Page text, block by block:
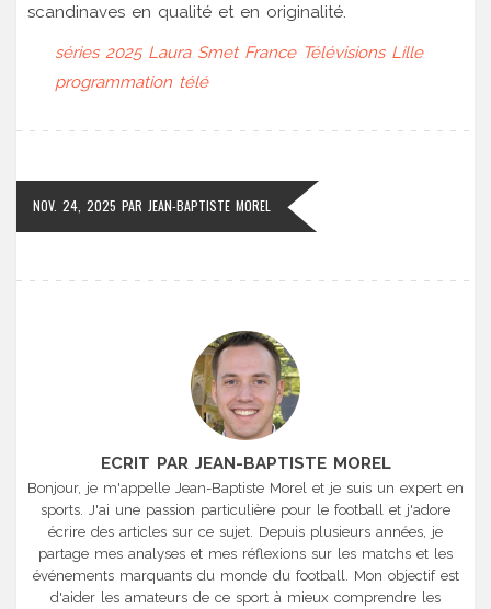
scandinaves en qualité et en originalité.
séries 2025 Laura Smet France Télévisions Lille
programmation télé
NOV. 24, 2025 PAR JEAN-BAPTISTE MOREL
ECRIT PAR JEAN-BAPTISTE MOREL
Bonjour, je m'appelle Jean-Baptiste Morel et je suis un expert en
sports. J'ai une passion particulière pour le football et j'adore
écrire des articles sur ce sujet. Depuis plusieurs années, je
partage mes analyses et mes réflexions sur les matchs et les
événements marquants du monde du football. Mon objectif est
d'aider les amateurs de ce sport à mieux comprendre les